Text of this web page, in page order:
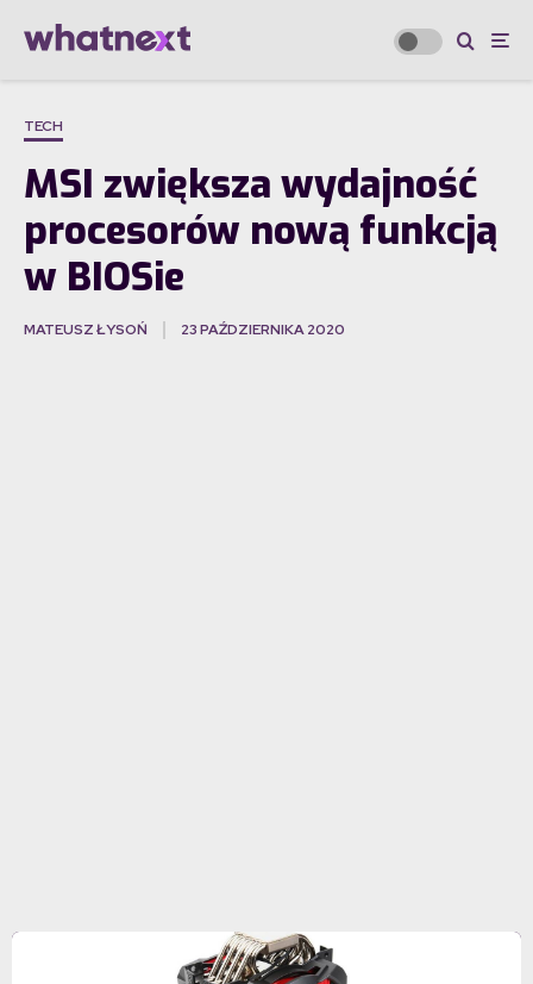
TECH
MSI zwiększa wydajność
procesorów nową funkcją
w BIOSie
MATEUSZ ŁYSOŃ 23 PAŹDZIERNIKA 2020